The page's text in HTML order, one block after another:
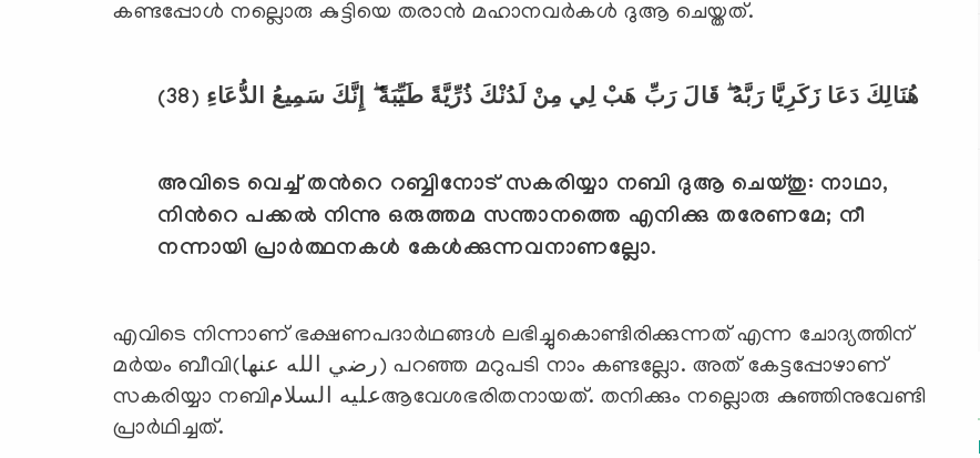
കണ്ടപ്പോള്‍ നല്ലൊരു കുട്ടിയെ തരാന്‍ മഹാനവര്‍കള്‍ ദുആ ചെയ്തത്.
هُنَالِكَ دَعَا زَكَرِيَّا رَبَّهُ ۖ قَالَ رَبِّ هَبْ لِي مِنْ لَدُنْكَ ذُرِّيَّةً طَيِّبَةً ۖ إِنَّكَ سَمِيعُ الدُّعَاءِ (38)
അവിടെ വെച്ച് തന്‍റെ റബ്ബിനോട് സകരിയ്യാ നബി ദുആ ചെയ്തു: നാഥാ,
നിന്‍റെ പക്കല്‍ നിന്നു ഒരുത്തമ സന്താനത്തെ എനിക്കു തരേണമേ; നീ
നന്നായി പ്രാര്‍ത്ഥനകള്‍ കേള്‍ക്കുന്നവനാണല്ലോ.
എവിടെ നിന്നാണ് ഭക്ഷണപദാര്‍ഥങ്ങള്‍ ലഭിച്ചുകൊണ്ടിരിക്കുന്നത് എന്ന ചോദ്യത്തിന്
മര്‍യം ബീവി(رضي الله عنها) പറഞ്ഞ മറുപടി നാം കണ്ടല്ലോ. അത് കേട്ടപ്പോഴാണ്
സകരിയ്യാ നബിعليه السلامആവേശഭരിതനായത്. തനിക്കും നല്ലൊരു കുഞ്ഞിനുവേണ്ടി
പ്രാര്‍ഥിച്ചത്.